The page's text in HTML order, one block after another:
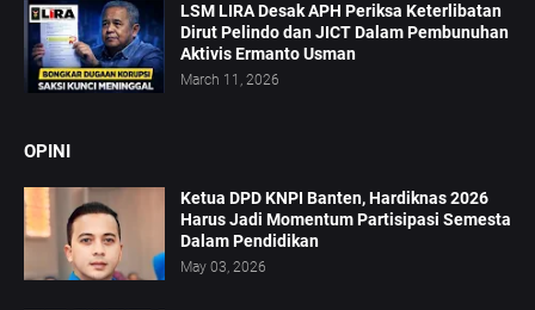
LSM LIRA Desak APH Periksa Keterlibatan
Dirut Pelindo dan JICT Dalam Pembunuhan
Aktivis Ermanto Usman
March 11, 2026
OPINI
Ketua DPD KNPI Banten, Hardiknas 2026
Harus Jadi Momentum Partisipasi Semesta
Dalam Pendidikan
May 03, 2026